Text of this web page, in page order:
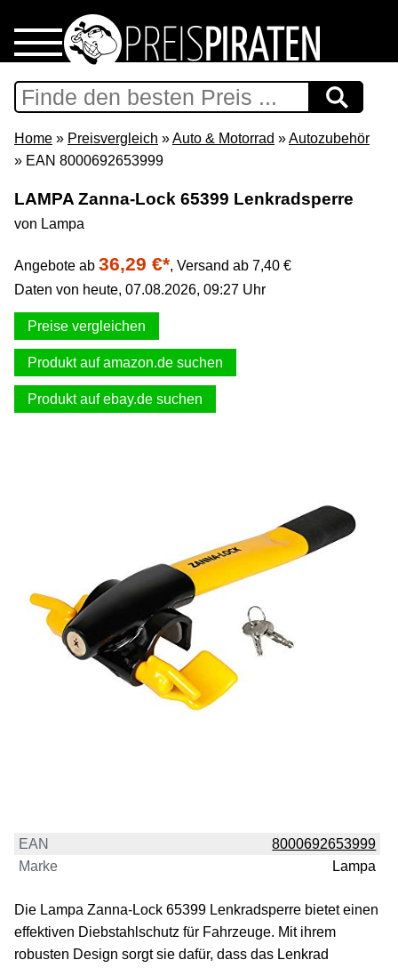
Home
Download
Support & Newsletter
Presse
Datenschutz
Impressum
Home » Preisvergleich »Auto & Motorrad »Autozubehör
» EAN 8000692653999
LAMPA Zanna-Lock 65399 Lenkradsperre
von Lampa
Angebote ab 36,29 €*, Versand ab 7,40 €
Daten von heute, 07.08.2026, 09:27 Uhr
Preise vergleichen
Produkt auf amazon.de suchen
Produkt auf ebay.de suchen
EAN
8000692653999
Marke
Lampa
Die Lampa Zanna-Lock 65399 Lenkradsperre bietet einen
effektiven Diebstahlschutz für Fahrzeuge. Mit ihrem
robusten Design sorgt sie dafür, dass das Lenkrad